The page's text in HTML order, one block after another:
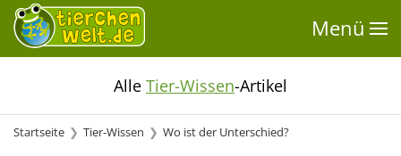
Menü
Alle Tier-Wissen-Artikel
Startseite Tier-Wissen Wo ist der Unterschied?